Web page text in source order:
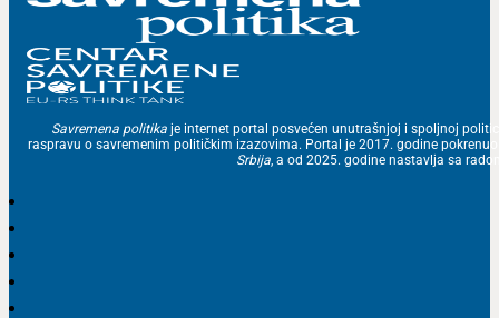
Savremena politika je internet portal posvećen unutrašnjoj i spoljnoj
raspravu o savremenim političkim izazovima. Portal je 2017. godine
Srbija, a od 2025. godine nastavlja sa